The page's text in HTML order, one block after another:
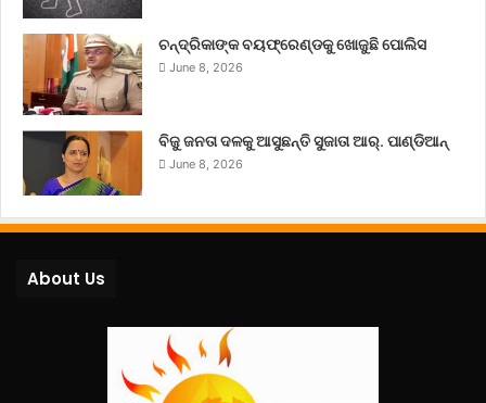
ଚନ୍ଦ୍ରିକାଙ୍କ ବୟଫ୍ରେଣ୍ଡକୁ ଖୋଜୁଛି ପୋଲିସ
June 8, 2026
ବିଜୁ ଜନତା ଦଳକୁ ଆସୁଛନ୍ତି ସୁଜାତା ଆର୍‌. ପାଣ୍ଡିଆନ୍
June 8, 2026
About Us